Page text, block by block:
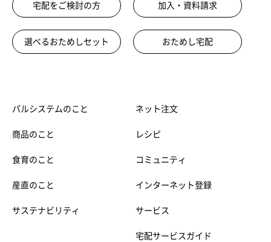
宅配をご検討の方 加入・資料請求
選べるおためしセット おためし宅配
パルシステムのこと
商品のこと
食育のこと
産直のこと
サステナビリティ
ネット注文
レシピ
コミュニティ
インターネット登録
サービス
宅配サービスガイド